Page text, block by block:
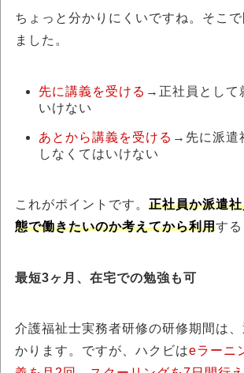
ちょっと分かりにくいですね。そこ
ました。
先に講義を受ける →正社員として
いけない
あとから講義を受ける →先に派遣
しなくてはいけない
これがポイントです。 正社員か派遣
態で働きたいのか考えてから利用する
最短3ヶ月、在宅での勉強も可
介護福祉士実務者研修の研修期間は
かります。ですが、ハクビはeラーニ